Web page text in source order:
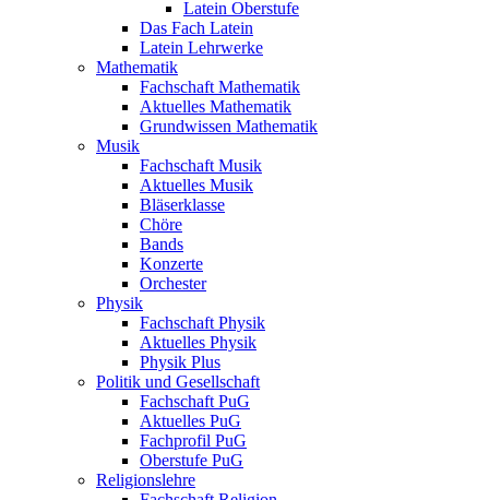
Latein Oberstufe
Das Fach Latein
Latein Lehrwerke
Mathematik
Fachschaft Mathematik
Aktuelles Mathematik
Grundwissen Mathematik
Musik
Fachschaft Musik
Aktuelles Musik
Bläserklasse
Chöre
Bands
Konzerte
Orchester
Physik
Fachschaft Physik
Aktuelles Physik
Physik Plus
Politik und Gesellschaft
Fachschaft PuG
Aktuelles PuG
Fachprofil PuG
Oberstufe PuG
Religionslehre